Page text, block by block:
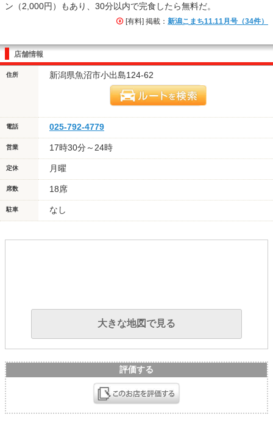
ン（2,000円）もあり、30分以内で完食したら無料だ。
[有料] 掲載： 新潟こまち11.11月号（34件）
店舗情報
住所 新潟県魚沼市小出島124-62
電話 025-792-4779
営業 17時30分～24時
定休 月曜
席数 18席
駐車 なし
大きな地図で見る
評価する